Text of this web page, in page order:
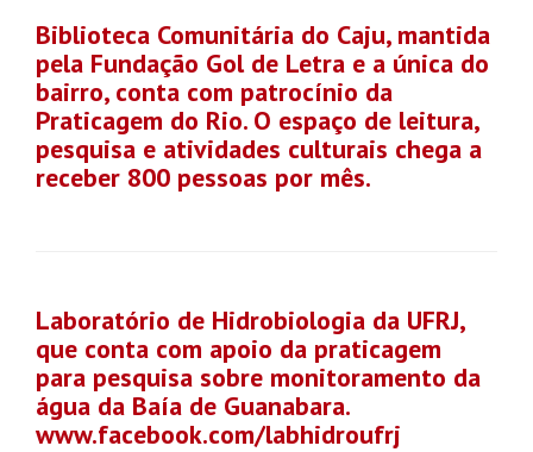
Biblioteca Comunitária do Caju, mantida
pela Fundação Gol de Letra e a única do
bairro, conta com patrocínio da
Praticagem do Rio. O espaço de leitura,
pesquisa e atividades culturais chega a
receber 800 pessoas por mês.
Laboratório de Hidrobiologia da UFRJ,
que conta com apoio da praticagem
para pesquisa sobre monitoramento da
água da Baía de Guanabara.
www.facebook.com/labhidroufrj